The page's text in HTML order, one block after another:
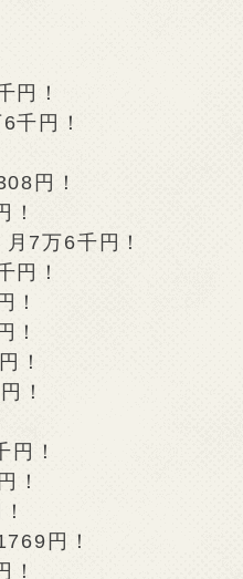
円！
千円！
円！
7万6千円！
円！
！
！
！
！
！
！
円！